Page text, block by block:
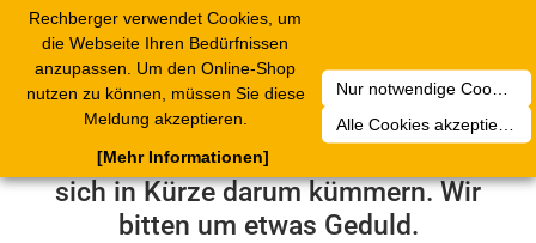
Rechberger verwendet Cookies, um
die Webseite Ihren Bedürfnissen
anzupassen. Um den Online-Shop
nutzen zu können, müssen Sie diese
Meldung akzeptieren.
Nur notwendige Cookies akzeptieren
Alle Cookies akzeptieren
[Mehr Informationen]
Leider ist ein technischer Fehler
aufgetreten. Unser Service-Team wird
sich in Kürze darum kümmern. Wir
bitten um etwas Geduld.